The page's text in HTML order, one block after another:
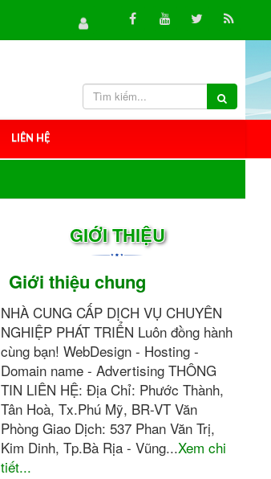
LIÊN HỆ
GIỚI THIỆU
Giới thiệu chung
NHÀ CUNG CẤP DỊCH VỤ CHUYÊN
NGHIỆP PHÁT TRIỂN Luôn đồng hành
cùng bạn! WebDesign - Hosting -
Domain name - Advertising THÔNG
TIN LIÊN HỆ: Địa Chỉ: Phước Thành,
Tân Hoà, Tx.Phú Mỹ, BR-VT Văn
Phòng Giao Dịch: 537 Phan Văn Trị,
Kim Dinh, Tp.Bà Rịa - Vũng...Xem chi
tiết...